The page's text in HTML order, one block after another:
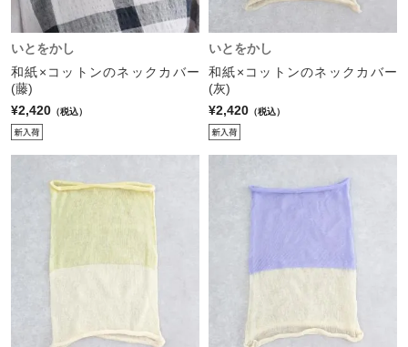
いとをかし
和紙×コットンのネックカバー
(藤)
¥2,420 （税込）
いとをかし
和紙×コットンのネックカバー
(灰)
¥2,420 （税込）